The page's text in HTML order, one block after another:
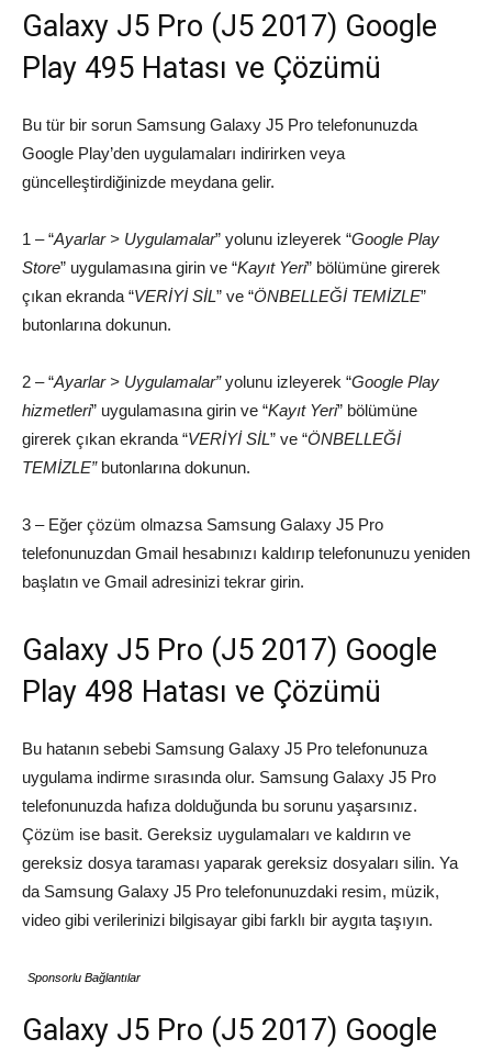
Galaxy J5 Pro (J5 2017) Google
Play 495 Hatası ve Çözümü
Bu tür bir sorun Samsung Galaxy J5 Pro telefonunuzda
Google Play’den uygulamaları indirirken veya
güncelleştirdiğinizde meydana gelir.
1 – “Ayarlar > Uygulamalar” yolunu izleyerek “Google Play
Store” uygulamasına girin ve “Kayıt Yeri” bölümüne girerek
çıkan ekranda “VERİYİ SİL” ve “ÖNBELLEĞİ TEMİZLE”
butonlarına dokunun.
2 – “Ayarlar > Uygulamalar”yolunu izleyerek “Google Play
hizmetleri” uygulamasına girin ve “Kayıt Yeri” bölümüne
girerek çıkan ekranda “VERİYİ SİL” ve “ÖNBELLEĞİ
TEMİZLE”butonlarına dokunun.
3 – Eğer çözüm olmazsa Samsung Galaxy J5 Pro
telefonunuzdan Gmail hesabınızı kaldırıp telefonunuzu yeniden
başlatın ve Gmail adresinizi tekrar girin.
Galaxy J5 Pro (J5 2017) Google
Play 498 Hatası ve Çözümü
Bu hatanın sebebi Samsung Galaxy J5 Pro telefonunuza
uygulama indirme sırasında olur. Samsung Galaxy J5 Pro
telefonunuzda hafıza dolduğunda bu sorunu yaşarsınız.
Çözüm ise basit. Gereksiz uygulamaları ve kaldırın ve
gereksiz dosya taraması yaparak gereksiz dosyaları silin. Ya
da Samsung Galaxy J5 Pro telefonunuzdaki resim, müzik,
video gibi verilerinizi bilgisayar gibi farklı bir aygıta taşıyın.
Sponsorlu Bağlantılar
Galaxy J5 Pro (J5 2017) Google